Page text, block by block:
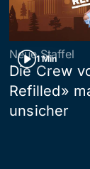
1 Min
Neue Staffel
Die Crew
Refilled»
unsicher